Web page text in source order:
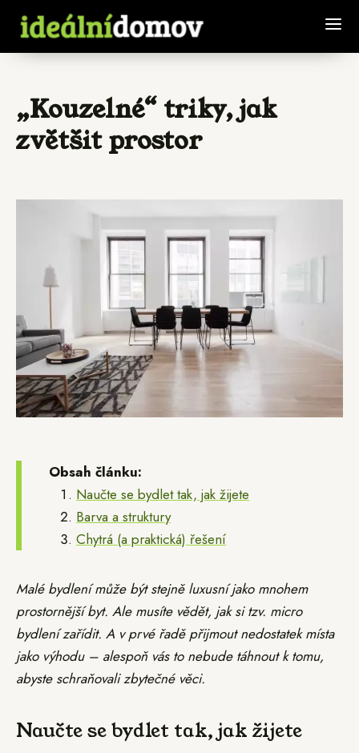
„Kouzelné“ triky, jak
zvětšit prostor
Obsah článku:
Naučte se bydlet tak, jak žijete
Barva a struktury
Chytrá (a praktická) řešení
Malé bydlení může být stejně luxusní jako mnohem
prostornější byt. Ale musíte vědět, jak si tzv. micro
bydlení zařídit. A v prvé řadě přijmout nedostatek místa
jako výhodu – alespoň vás to nebude táhnout k tomu,
abyste schraňovali zbytečné věci.
Naučte se bydlet tak, jak žijete